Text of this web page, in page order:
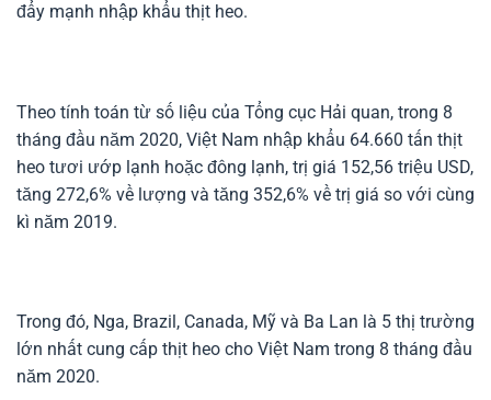
đẩy mạnh nhập khẩu thịt heo.
Theo tính toán từ số liệu của Tổng cục Hải quan, trong 8
tháng đầu năm 2020, Việt Nam nhập khẩu 64.660 tấn thịt
heo tươi ướp lạnh hoặc đông lạnh, trị giá 152,56 triệu USD,
tăng 272,6% về lượng và tăng 352,6% về trị giá so với cùng
kì năm 2019.
Trong đó, Nga, Brazil, Canada, Mỹ và Ba Lan là 5 thị trường
lớn nhất cung cấp thịt heo cho Việt Nam trong 8 tháng đầu
năm 2020.